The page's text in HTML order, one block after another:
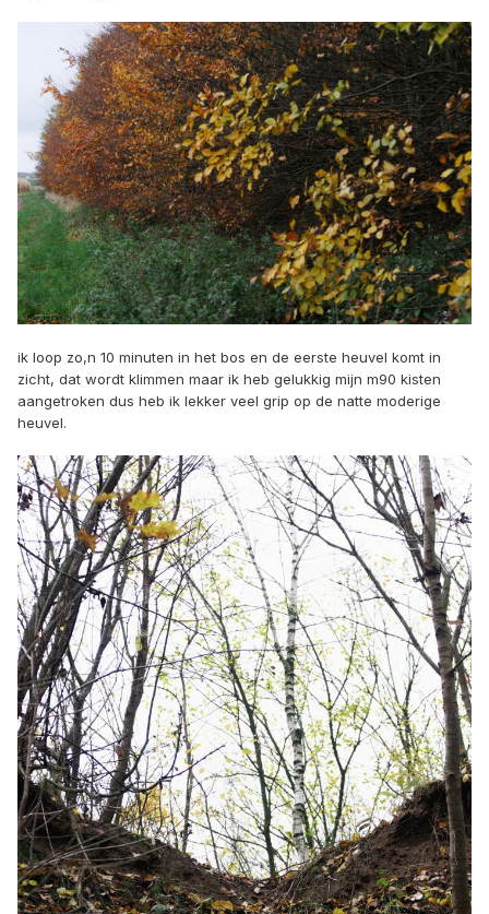
ik loop zo,n 10 minuten in het bos en de eerste heuvel komt in
zicht, dat wordt klimmen maar ik heb gelukkig mijn m90 kisten
aangetroken dus heb ik lekker veel grip op de natte moderige
heuvel.